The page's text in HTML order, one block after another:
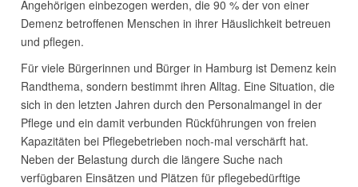
Angehörigen einbezogen werden, die 90 % der von einer
Demenz betroffenen Menschen in ihrer Häuslichkeit betreuen
und pflegen.
Für viele Bürgerinnen und Bürger in Hamburg ist Demenz kein
Randthema, sondern bestimmt ihren Alltag. Eine Situation, die
sich in den letzten Jahren durch den Personalmangel in der
Pflege und ein damit verbunden Rückführungen von freien
Kapazitäten bei Pflegebetrieben noch-mal verschärft hat.
Neben der Belastung durch die längere Suche nach
verfügbaren Einsätzen und Plätzen für pflegebedürftige